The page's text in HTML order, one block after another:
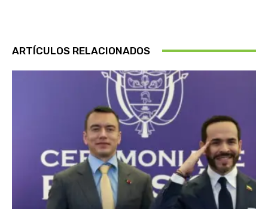
ARTÍCULOS RELACIONADOS